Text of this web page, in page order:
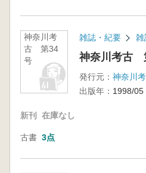
神奈川考
古 第34
号
雑誌・紀要 雑
神奈川考古
発行元： 神奈川
出版年： 1998/05
新刊 在庫なし
古書 3点